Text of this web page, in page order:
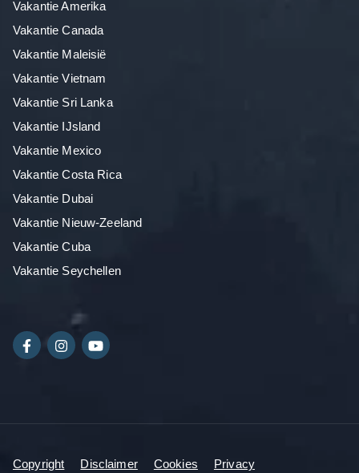
Vakantie Amerika
Vakantie Canada
Vakantie Maleisië
Vakantie Vietnam
Vakantie Sri Lanka
Vakantie IJsland
Vakantie Mexico
Vakantie Costa Rica
Vakantie Dubai
Vakantie Nieuw-Zeeland
Vakantie Cuba
Vakantie Seychellen
Copyright Disclaimer Cookies Privacy